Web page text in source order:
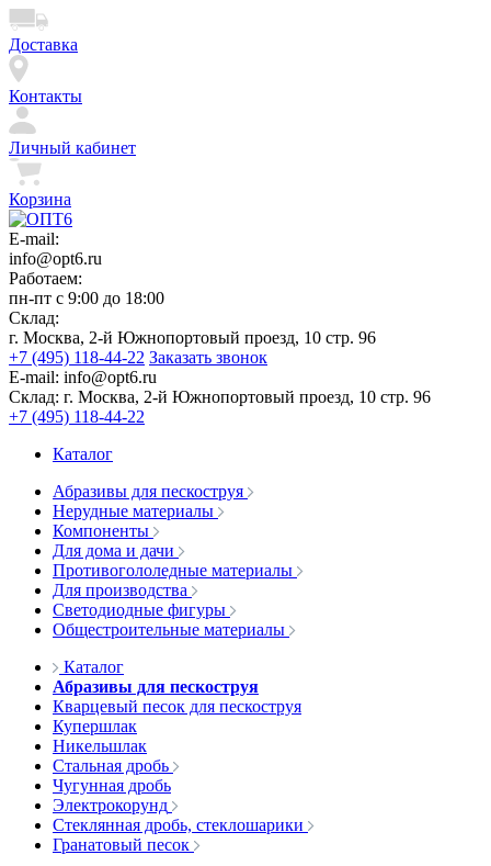
Доставка
Контакты
Личный кабинет
Корзина
E-mail:
info@opt6.ru
Работаем:
пн-пт с 9:00 до 18:00
Склад:
г. Москва, 2-й Южнопортовый проезд, 10 стр. 96
+7 (495) 118-44-22 Заказать звонок
E-mail: info@opt6.ru
Склад: г. Москва, 2-й Южнопортовый проезд, 10 стр. 96
+7 (495) 118-44-22
Каталог
Абразивы для пескоструя
Нерудные материалы
Компоненты
Для дома и дачи
Противогололедные материалы
Для производства
Светодиодные фигуры
Общестроительные материалы
Каталог
Абразивы для пескоструя
Кварцевый песок для пескоструя
Купершлак
Никельшлак
Стальная дробь
Чугунная дробь
Электрокорунд
Стеклянная дробь, стеклошарики
Гранатовый песок